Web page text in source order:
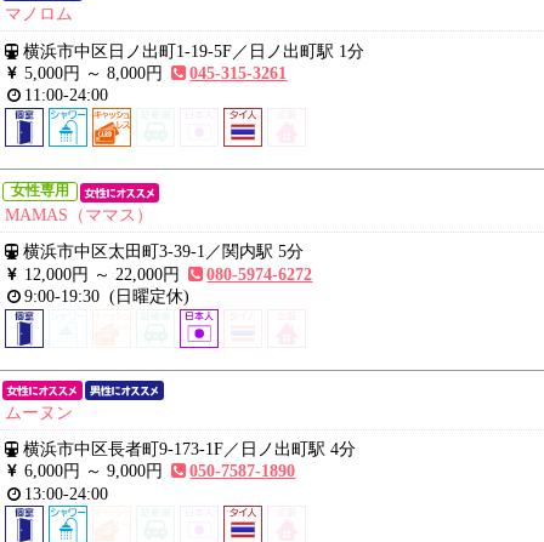
マノロム
横浜市中区日ノ出町1-19-5F／ 日ノ出町駅 1分
5,000円 ～8,000円
045-315-3261
11:00-24:00
女性専用
MAMAS（ママス）
横浜市中区太田町3-39-1／関内駅 5分
12,000円 ～ 22,000円
080-5974-6272
9:00-19:30 (日曜定休)
ムーヌン
横浜市中区長者町9-173-1F／ 日ノ出町駅 4分
6,000円 ～9,000円
050-7587-1890
13:00-24:00